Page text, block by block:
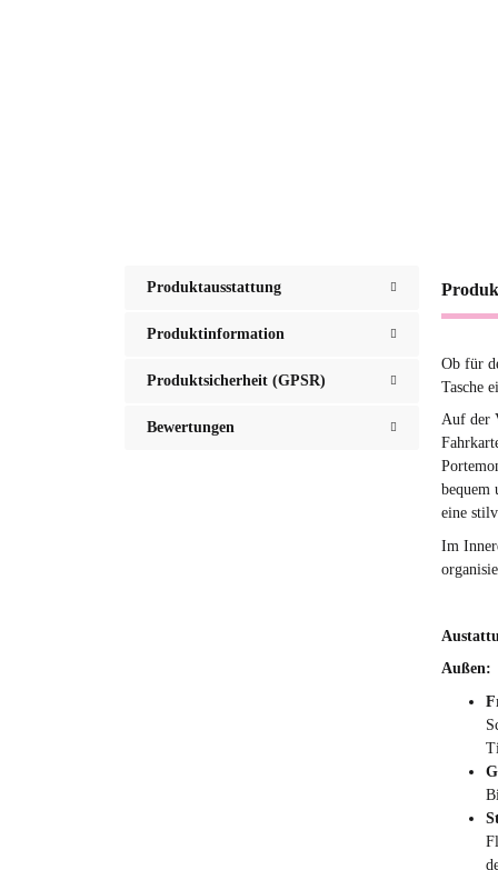
Produktausstattung
Produktinformation
Produktsicherheit (GPSR)
Bewertungen
Ob für
Tasche
Auf der
bequem
eine
Im
Außen: